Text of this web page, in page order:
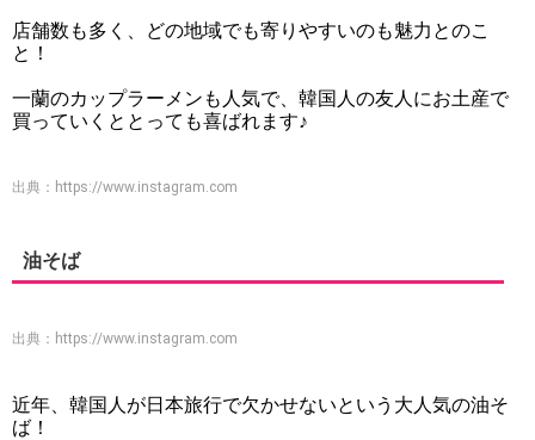
店舗数も多く、どの地域でも寄りやすいのも魅力とのこ
と！
一蘭のカップラーメンも人気で、韓国人の友人にお土産で
買っていくととっても喜ばれます♪
出典： https://www.instagram.com
油そば
出典： https://www.instagram.com
近年、韓国人が日本旅行で欠かせないという大人気の油そ
ば！